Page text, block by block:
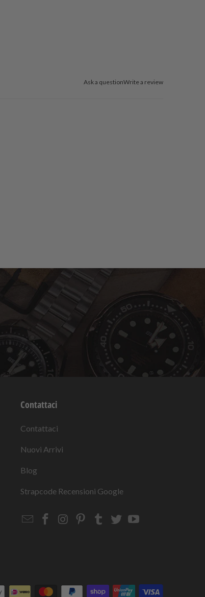
Ask a questionWrite a review
Contattaci
Contattaci
Nuovi Arrivi
Blog
Strapcode Recensioni Google
EmailStrapcode
Strapcode
Strapcode
Strapcode
Strapcode